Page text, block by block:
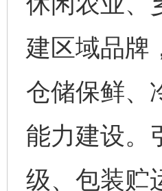
建区域品牌
仓储保鲜、
能力建设。
级、包装贮